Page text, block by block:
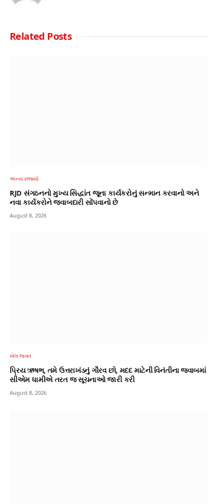
Related Posts
અન્ય રાજ્યો
RJD સંગઠનનો મુખ્ય સિદ્ધાંત જૂના કાર્યકરોનું સન્માન કરવાનો અને
નવા કાર્યકરોને જવાબદારી સોંપવાનો છે
August 8, 2026
ખેલ જગત
પ્રિય ઋષભ, તમે ઉત્તરાખંડનું ગૌરવ છો, મદદ માટેની વિનંતીના જવાબમાં
સીએમ ધામીએ તરત જ સૂચનાઓ જારી કરી
August 8, 2026